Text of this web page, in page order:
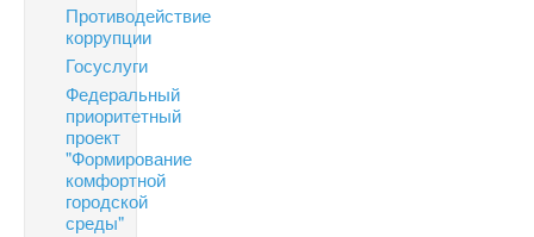
Противодействие
коррупции
Госуслуги
Федеральный
приоритетный
проект
"Формирование
комфортной
городской
среды"